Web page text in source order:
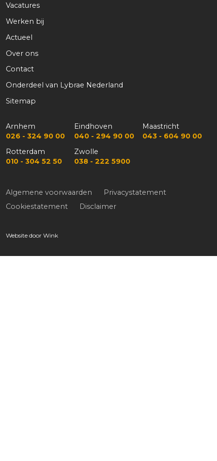
Vacatures
Werken bij
Actueel
Over ons
Contact
Onderdeel van Lybrae Nederland
Sitemap
Arnhem
026 - 324 90 00
Eindhoven
040 - 294 90 00
Maastricht
043 - 604 90 00
Rotterdam
010 - 304 52 50
Zwolle
038 - 222 5900
Algemene voorwaarden
Privacystatement
Cookiestatement
Disclaimer
Website door Wink